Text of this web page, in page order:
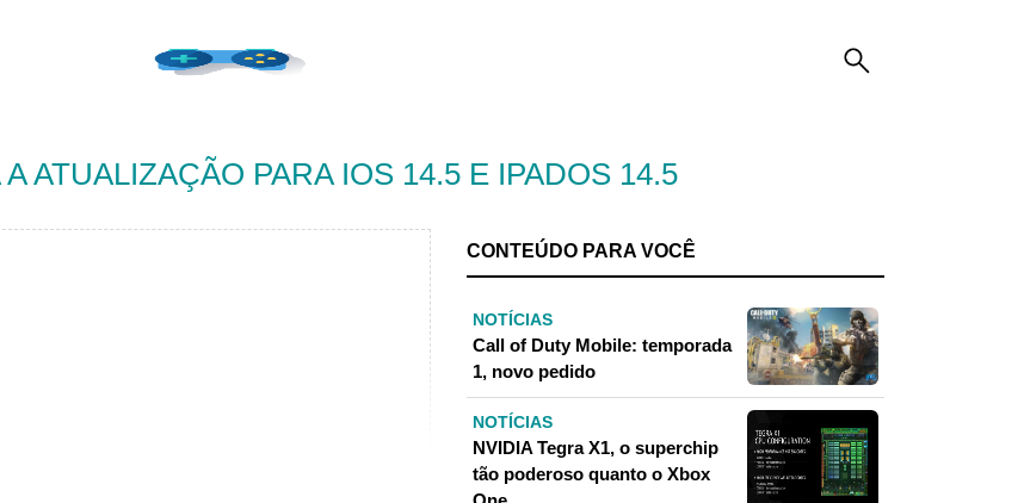
ATUALIZAÇÃO PARA IOS 14.5 E IPADOS 14.5
CONTEÚDO PARA VOCÊ
NOTÍCIAS
Call of Duty Mobile: temporada
1, novo pedido
NOTÍCIAS
NVIDIA Tegra X1, o superchip
tão poderoso quanto o Xbox